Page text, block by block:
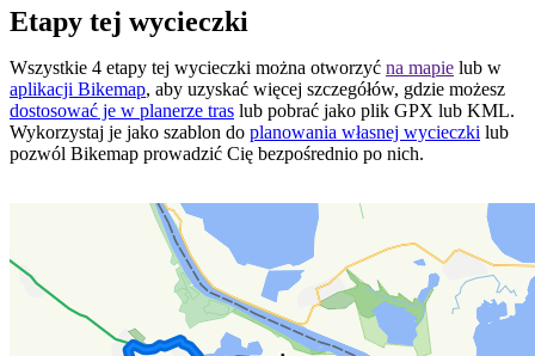
Etapy tej wycieczki
Wszystkie 4 etapy tej wycieczki można otworzyć na mapie lub w
aplikacji Bikemap, aby uzyskać więcej szczegółów, gdzie możesz
dostosować je w planerze tras lub pobrać jako plik GPX lub KML.
Wykorzystaj je jako szablon do planowania własnej wycieczki lub
pozwól Bikemap prowadzić Cię bezpośrednio po nich.